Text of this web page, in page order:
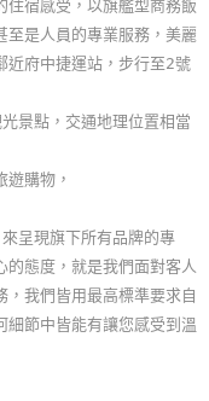
住宿感受，以旗艦型商務飯
至是人員的專業服務，美麗
近府中捷運站，步行至2號
景點，交通地理位置相當
購物，
呈現旗下所有品牌的專
的態度，就是我們面對客人
，我們皆用最高標準要求自
細節中皆能有讓您感受到溫